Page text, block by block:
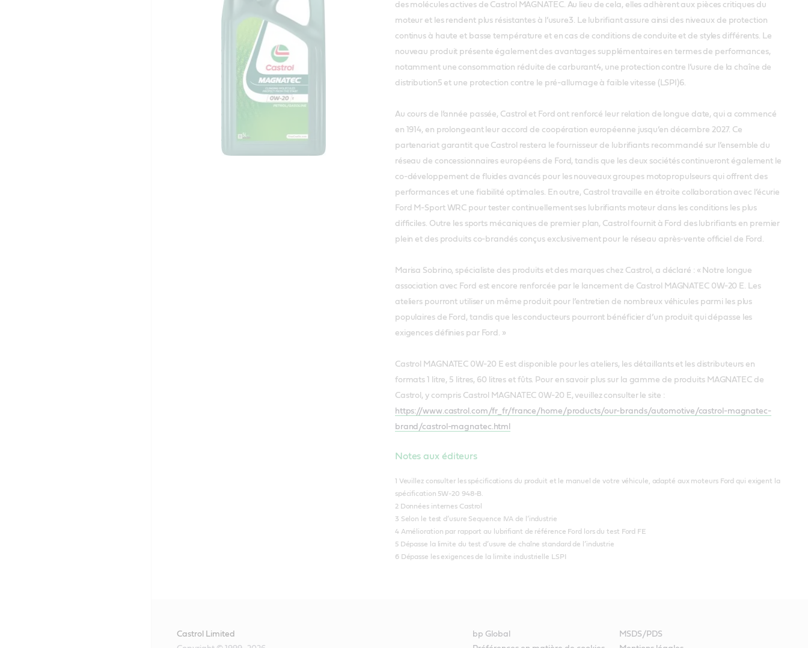
des molécules actives de Castrol MAGNATEC. Au lieu de cela, elles adhèrent aux pièces critiques du
moteur et les rendent plus résistantes à l’usure3. Le lubrifiant assure ainsi des niveaux de protection
continus à haute et basse température et en cas de conditions de conduite et de styles différents. Le
nouveau produit présente également des avantages supplémentaires en termes de performances,
notamment une consommation réduite de carburant4, une protection contre l’usure de la chaîne de
distribution5 et une protection contre le pré-allumage à faible vitesse (LSPI)6.
Au cours de l’année passée, Castrol et Ford ont renforcé leur relation de longue date, qui a commencé
en 1914, en prolongeant leur accord de coopération européenne jusqu’en décembre 2027. Ce
partenariat garantit que Castrol restera le fournisseur de lubrifiants recommandé sur l’ensemble du
réseau de concessionnaires européens de Ford, tandis que les deux sociétés continueront également le
co-développement de fluides avancés pour les nouveaux groupes motopropulseurs qui offrent des
performances et une fiabilité optimales. En outre, Castrol travaille en étroite collaboration avec l’écurie
Ford M-Sport WRC pour tester continuellement ses lubrifiants moteur dans les conditions les plus
difficiles. Outre les sports mécaniques de premier plan, Castrol fournit à Ford des lubrifiants en premier
plein et des produits co-brandés conçus exclusivement pour le réseau après-vente officiel de Ford.
Marisa Sobrino, spécialiste des produits et des marques chez Castrol, a déclaré : « Notre longue
association avec Ford est encore renforcée par le lancement de Castrol MAGNATEC 0W-20 E. Les
ateliers pourront utiliser un même produit pour l’entretien de nombreux véhicules parmi les plus
populaires de Ford, tandis que les conducteurs pourront bénéficier d’un produit qui dépasse les
exigences définies par Ford. »
Castrol MAGNATEC 0W-20 E est disponible pour les ateliers, les détaillants et les distributeurs en
formats 1 litre, 5 litres, 60 litres et fûts. Pour en savoir plus sur la gamme de produits MAGNATEC de
Castrol, y compris Castrol MAGNATEC 0W-20 E, veuillez consulter le site :
https://www.castrol.com/fr_fr/france/home/products/our-brands/automotive/castrol-magnatec-
brand/castrol-magnatec.html
Notes aux éditeurs
1 Veuillez consulter les spécifications du produit et le manuel de votre véhicule, adapté aux moteurs Ford qui exigent la
spécification 5W-20 948-B.
2 Données internes Castrol
3 Selon le test d’usure Sequence IVA de l’industrie
4 Amélioration par rapport au lubrifiant de référence Ford lors du test Ford FE
5 Dépasse la limite du test d’usure de chaîne standard de l’industrie
6 Dépasse les exigences de la limite industrielle LSPI
Castrol Limited
bp Global
MSDS/PDS